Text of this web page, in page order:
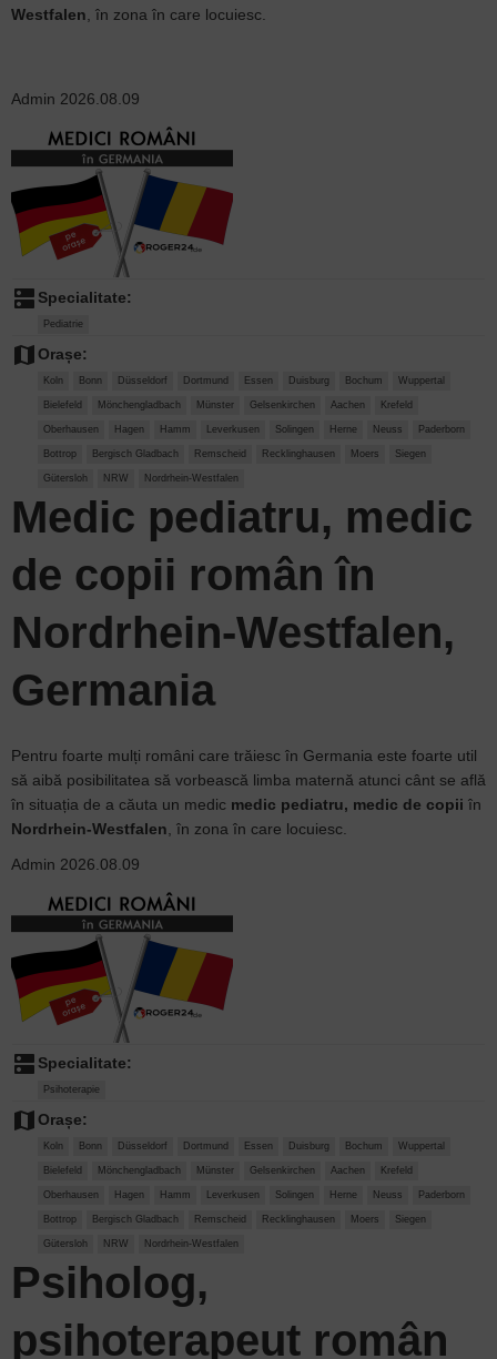
Westfalen , în zona în care locuiesc.
Admin 2026.08.09
dns Specialitate:
Pediatrie
map Orașe:
Koln Bonn Düsseldorf Dortmund Essen Duisburg Bochum Wuppertal
Bielefeld Mönchengladbach Münster Gelsenkirchen Aachen Krefeld
Oberhausen Hagen Hamm Leverkusen Solingen Herne Neuss Paderborn
Bottrop Bergisch Gladbach Remscheid Recklinghausen Moers Siegen
Gütersloh NRW Nordrhein-Westfalen
Medic pediatru, medic
de copii român în
Nordrhein-Westfalen,
Germania
Pentru foarte mulți români care trăiesc în Germania este foarte util
să aibă posibilitatea să vorbească limba maternă atunci cânt se află
în situația de a căuta un medic medic pediatru, medic de copii în
Nordrhein-Westfalen , în zona în care locuiesc.
Admin 2026.08.09
dns Specialitate:
Psihoterapie
map Orașe:
Koln Bonn Düsseldorf Dortmund Essen Duisburg Bochum Wuppertal
Bielefeld Mönchengladbach Münster Gelsenkirchen Aachen Krefeld
Oberhausen Hagen Hamm Leverkusen Solingen Herne Neuss Paderborn
Bottrop Bergisch Gladbach Remscheid Recklinghausen Moers Siegen
Gütersloh NRW Nordrhein-Westfalen
Psiholog,
psihoterapeut român